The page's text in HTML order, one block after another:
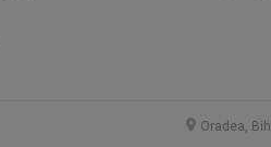
Oradea,